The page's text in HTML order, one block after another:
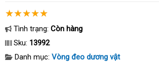
Tình trạng: Còn hàng
Sku: 13992
Danh mục: Vòng đeo dương vật